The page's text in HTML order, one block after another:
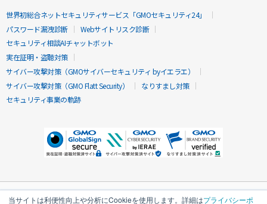
当サイトは利便性向上や分析にCookieを使用します。詳細はプライバシーポ
世界初総合ネットセキュリティサービス「GMOセキュリティ24」
パスワード漏洩診断
Webサイトリスク診断
セキュリティ相談AIチャットボット
実在証明・盗聴対策
サイバー攻撃対策（GMOサイバーセキュリティ byイエラエ）
サイバー攻撃対策（GMO Flatt Security）
なりすまし対策
セキュリティ事業の軌跡